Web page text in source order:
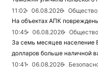
11:02
06.08.2026
На объектах АПК
10:45
06.08.2026
За семь месяцев население
долларов больше наличной
10:41
06.08.2026